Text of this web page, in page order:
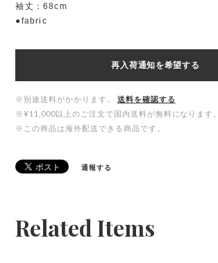
袖丈：68cm
●fabric
再入荷通知を希望する
※別途送料がかかります。
送料を確認する
※¥11,000以上のご注文で国内送料が無料になります。
※この商品は海外配送できる商品です。
通報する
Related Items